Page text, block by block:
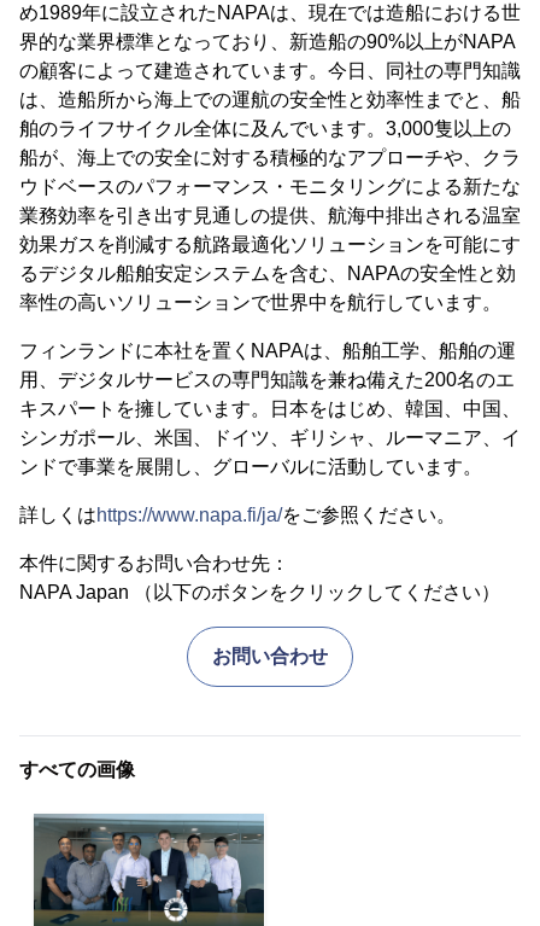
め1989年に設立されたNAPAは、現在では造船における世
界的な業界標準となっており、新造船の90%以上がNAPA
の顧客によって建造されています。今日、同社の専門知識
は、造船所から海上での運航の安全性と効率性までと、船
舶のライフサイクル全体に及んでいます。3,000隻以上の
船が、海上での安全に対する積極的なアプローチや、クラ
ウドベースのパフォーマンス・モニタリングによる新たな
業務効率を引き出す見通しの提供、航海中排出される温室
効果ガスを削減する航路最適化ソリューションを可能にす
るデジタル船舶安定システムを含む、NAPAの安全性と効
率性の高いソリューションで世界中を航行しています。
フィンランドに本社を置くNAPAは、船舶工学、船舶の運
用、デジタルサービスの専門知識を兼ね備えた200名のエ
キスパートを擁しています。日本をはじめ、韓国、中国、
シンガポール、米国、ドイツ、ギリシャ、ルーマニア、イ
ンドで事業を展開し、グローバルに活動しています。
詳しくはhttps://www.napa.fi/ja/をご参照ください。
本件に関するお問い合わせ先：
NAPA Japan （以下のボタンをクリックしてください）
お問い合わせ
すべての画像